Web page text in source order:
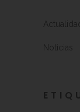
Actualidad
Noticias